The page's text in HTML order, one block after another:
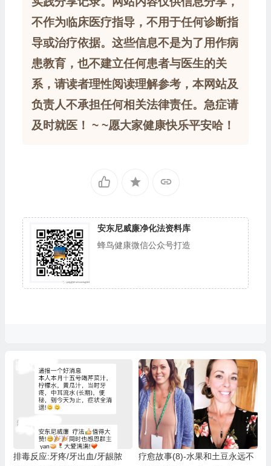
不作为临床医疗指导，不用于任何诊断指
导或治疗依据。这些信息不是为了用作病
患教育，也不建立任何患者与医生的关
系，请读者理性阅读理解参考，本网站及
负责人不承担任何相关法律责任。急症请
及时就医！ ~ ~愿大家健康快乐平安哈！
安东尼威廉净化法资料库
蜂鸟健康微信公众号打造
排毒反应:牙疼/牙出血/牙龈脓
疗愈故事(8)-水果和土豆永远不